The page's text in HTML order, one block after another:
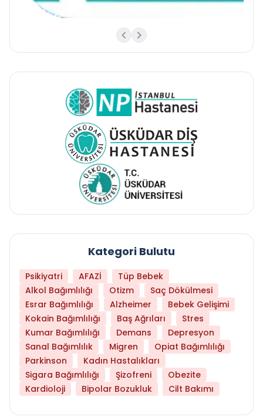
Kategori Bulutu
Psikiyatri AFAZİ
Tüp Bebek
Alkol Bağımlılığı
Otizm
Saç Dökülmesi
Esrar Bağımlılığı
Alzheimer
Bebek Gelişimi
Kokain Bağımlılığı
Baş Ağrıları
Stres
Kumar Bağımlılığı
Demans
Depresyon
Sanal Bağımlılık
Migren
Opiat Bağımlılığı
Parkinson
Kadın Hastalıkları
Sigara Bağımlılığı
Şizofreni
Obezite
Kardioloji
Bipolar Bozukluk Cilt Bakımı